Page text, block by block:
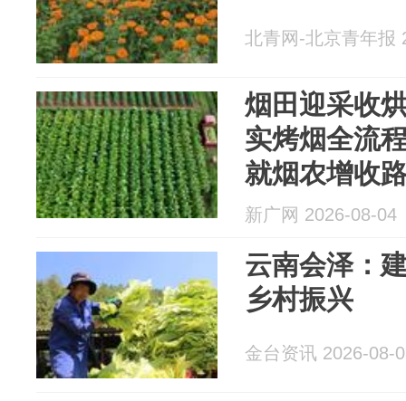
北青网-北京青年报
烟田迎采收
实烤烟全流
就烟农增收
新广网 2026-08-04
云南会泽：
乡村振兴
金台资讯 2026-08-